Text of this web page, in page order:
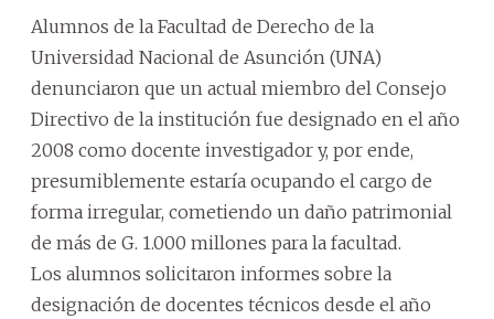
Alumnos de la Facultad de Derecho de la
Universidad Nacional de Asunción (UNA)
denunciaron que un actual miembro del Consejo
Directivo de la institución fue designado en el año
2008 como docente investigador y, por ende,
presumiblemente estaría ocupando el cargo de
forma irregular, cometiendo un daño patrimonial
de más de G. 1.000 millones para la facultad.
Los alumnos solicitaron informes sobre la
designación de docentes técnicos desde el año